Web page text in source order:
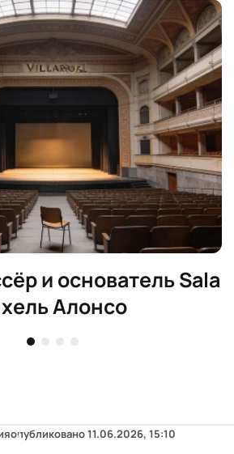
и основатель Sala
Алонсо
опубликовано11.06.2026, 15:10